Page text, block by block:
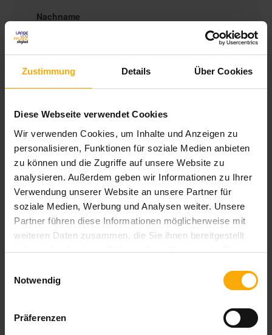
Zustimmung Details Über Cookies
Diese Webseite verwendet Cookies
Wir verwenden Cookies, um Inhalte und Anzeigen zu
personalisieren, Funktionen für soziale Medien anbieten
zu können und die Zugriffe auf unsere Website zu
analysieren. Außerdem geben wir Informationen zu Ihrer
Verwendung unserer Website an unsere Partner für
soziale Medien, Werbung und Analysen weiter. Unsere
Partner führen diese Informationen möglicherweise mit
weiteren Daten zusammen, die Sie ihnen bereitgestellt
haben oder die sie im Rahmen Ihrer Nutzung der Dienste
Notwendig
Präferenzen
Nachname
E-Mail*
Website
gewünschten Inhalte bereitzustellen, müssen
wir Ihre persönlichen Daten speichern und